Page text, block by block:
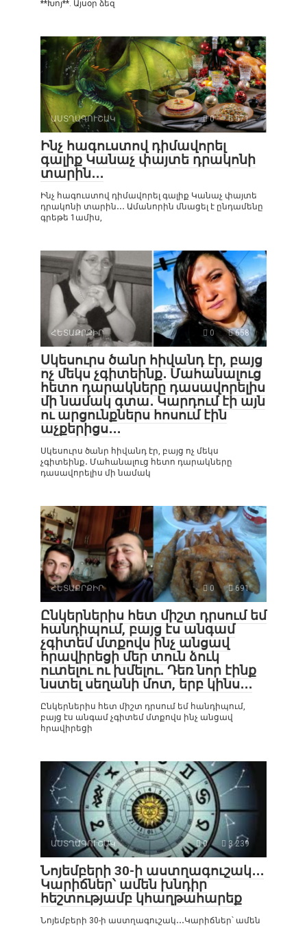
**Խոյ**. Այսօր ձեզ
ԱՍՏՂԱԳՈՒՇԱԿ 0 571
Ինչ հագուստով դիմավորել
գալիք Կանաչ փայտե դրակոնի
տարին․․․
Ինչ հագուստով դիմավորել գալիք Կանաչ փայտե
դրակոնի տարին․․․ Ամանորին մնացել է ընդամենը
գրեթե 1ամիս,
ՀԵՏԱՔՐՔԻՐ 0 658
Սկեսուրս ծանր հիվանդ էր, բայց
ոչ մեկս չգիտեինք․ Մահանալուց
հետո դարակները դասավորելիս
մի նամակ գտա․ Կարդում էի այն
ու արցունքներս հոսում էին
աչքերիցս․․․
Սկեսուրս ծանր հիվանդ էր, բայց ոչ մեկս
չգիտեինք․ Մահանալուց հետո դարակները
դասավորելիս մի նամակ
ՀԵՏԱՔՐՔԻՐ 0 691
Ընկերներիս հետ միշտ դրսում եմ
հանդիպում, բայց էս անգամ
չգիտեմ մտքովս ինչ անցավ
հրավիրեցի մեր տուն ձուկ
ուտելու ու խմելու․ Դեռ նոր էինք
նստել սեղանի մոտ, երբ կինս․․․
Ընկերներիս հետ միշտ դրսում եմ հանդիպում,
բայց էս անգամ չգիտեմ մտքովս ինչ անցավ
հրավիրեցի
ԱՍՏՂԱԳՈՒՇԱԿ 0 3 239
Նոյեմբերի 30-ի աստղագուշակ․․․
Կարիճներ՝ ամեն խնդիր
հեշտությամբ կհաղթահարեք
Նոյեմբերի 30-ի աստղագուշակ․․․Կարիճներ՝ ամեն